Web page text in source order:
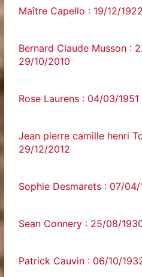
Maître Capello : 19/12/
Bernard Claude Musson :
29/10/2010
Rose Laurens : 04/03/
Jean pierre camille henri
29/12/2012
Sophie Desmarets : 07/
Sean Connery : 25/08/
Patrick Cauvin : 06/10/